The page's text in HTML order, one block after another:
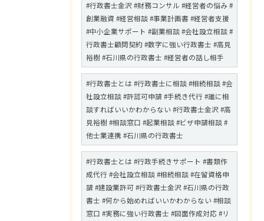
#行政書士金沢 #財務コンサル #経営者の悩み #
創業融資 #経営相談 #事業計画書 #経営者支援
#中小企業サポート #副業相談 #会社設立相談 #
行政書士顧問契約 #数字に強い行政書士 #高見
裕樹 #石川県の行政書士 #経営者の話し相手
#行政書士とは #行政書士に相談 #相続相談 #会
社設立相談 #許認可申請 #手続き代行 #誰に相
談すればいいかわからない #行政書士金沢 #高
見裕樹 #相談窓口 #起業相談 #ビザ申請相談 #
他士業連携 #石川県の行政書士
#行政書士とは #行政手続きサポート #書類作
成代行 #会社設立相談 #相続相談 #在留資格申
請 #建設業許可 #行政書士金沢 #石川県の行政
書士 #何から始めればいいかわからない #相談
窓口 #実務に強い行政書士 #図面作成対応 #リ